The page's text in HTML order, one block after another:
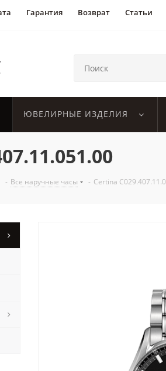
Гарантия Возврат Статьи
ЮВЕЛИРНЫЕ ИЗДЕЛИЯ
- Все наручные часы - Certina